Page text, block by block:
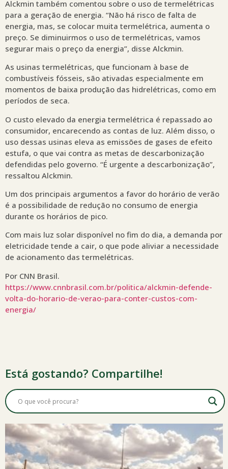
Alckmin também comentou sobre o uso de termelétricas
para a geração de energia. “Não há risco de falta de
energia, mas, se colocar muita termelétrica, aumenta o
preço. Se diminuirmos o uso de termelétricas, vamos
segurar mais o preço da energia”, disse Alckmin.
As usinas termelétricas, que funcionam à base de
combustíveis fósseis, são ativadas especialmente em
momentos de baixa produção das hidrelétricas, como em
períodos de seca.
O custo elevado da energia termelétrica é repassado ao
consumidor, encarecendo as contas de luz. Além disso, o
uso dessas usinas eleva as emissões de gases de efeito
estufa, o que vai contra as metas de descarbonização
defendidas pelo governo. “É urgente a descarbonização”,
ressaltou Alckmin.
Um dos principais argumentos a favor do horário de verão
é a possibilidade de redução no consumo de energia
durante os horários de pico.
Com mais luz solar disponível no fim do dia, a demanda por
eletricidade tende a cair, o que pode aliviar a necessidade
de acionamento das termelétricas.
Por CNN Brasil.
https://www.cnnbrasil.com.br/politica/alckmin-defende-
volta-do-horario-de-verao-para-conter-custos-com-
energia/
Está gostando? Compartilhe!